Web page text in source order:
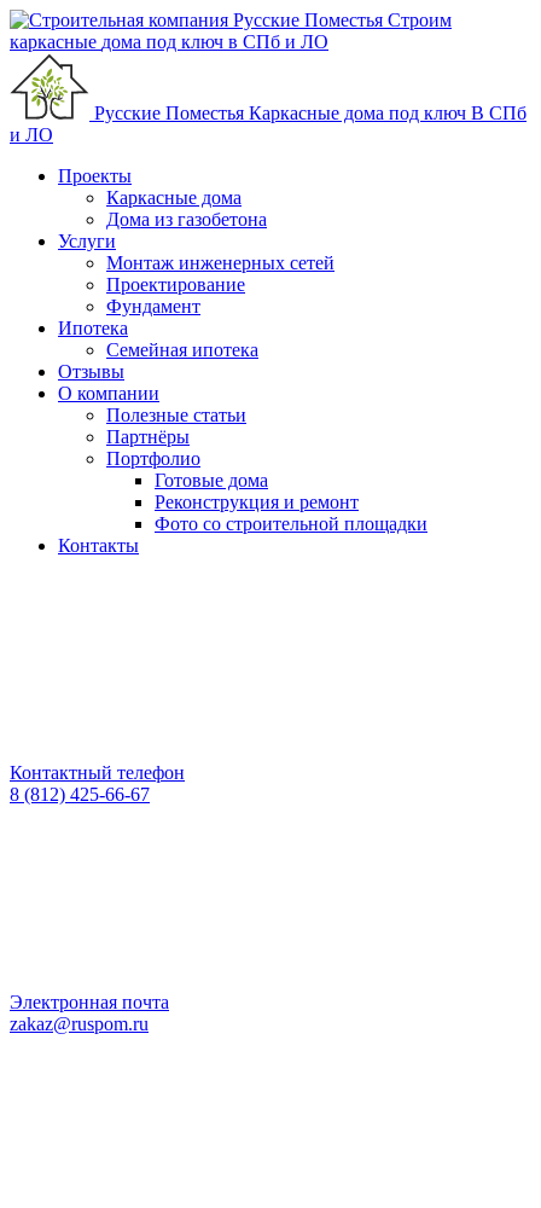
Строим
каркасные дома под ключ в СПб и ЛО
Русские Поместья Каркасные дома под ключ В СПб
и ЛО
Проекты
Каркасные дома
Дома из газобетона
Услуги
Монтаж инженерных сетей
Проектирование
Фундамент
Ипотека
Семейная ипотека
Отзывы
О компании
Полезные статьи
Партнёры
Портфолио
Готовые дома
Реконструкция и ремонт
Фото со строительной площадки
Контакты
Контактный телефон
8 (812) 425-66-67
Электронная почта
zakaz@ruspom.ru